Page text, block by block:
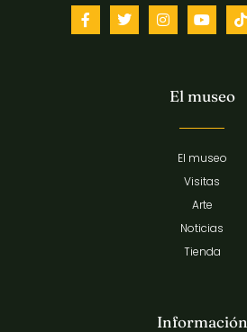
El museo
El museo
Visitas
Arte
Noticias
Tienda
Información